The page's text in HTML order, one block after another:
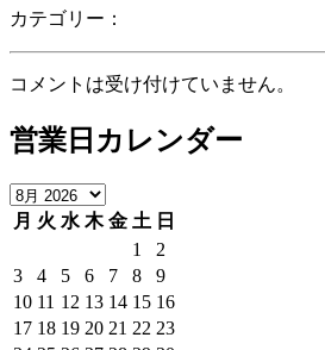
カテゴリー：
コメントは受け付けていません。
営業日カレンダー
月 火 水 木 金 土 日
1
2
3
4 5 6 7 8
9
10 11 12 13 14 15 16
17 18 19 20 21 22 23